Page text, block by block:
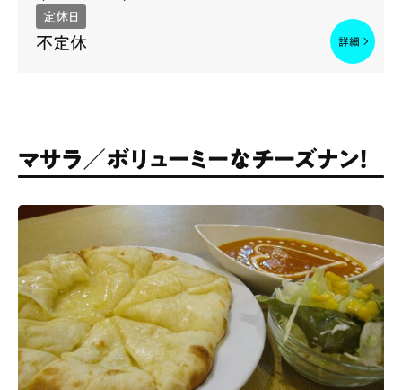
定休日
不定休
マサラ／ボリューミーなチーズナン！